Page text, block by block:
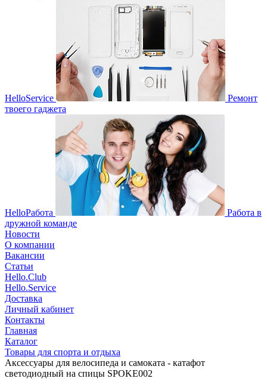
HelloService
Ремонт
твоего гаджета
HelloРабота
Работа в
дружной команде
Новости
О компании
Вакансии
Статьи
Hello.Club
Hello.Service
Доставка
Личный кабинет
Контакты
Главная
Каталог
Товары для спорта и отдыха
Аксессуары для велосипеда и самоката - катафот
светодиодный на спицы SPOKE002